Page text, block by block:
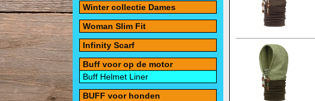
Winter collectie Dames
Woman Slim Fit
Infinity Scarf
Buff voor op de motor
Buff Helmet Liner
BUFF voor honden